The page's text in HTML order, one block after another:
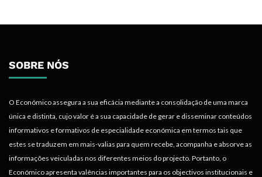
SOBRE NÓS
O Económico assegura a sua eficácia mediante a consolidação de uma marca
única e distinta, cujo valor é a sua capacidade de gerar e disseminar conteúdos
informativos e formativos de especialidade económica em termos tais que
estes se traduzem em mais-valias para quem recebe, acompanha e absorve as
informações veiculadas nos diferentes meios do projecto. Portanto, o
Económico apresenta valências importantes para os objectivos institucionais e